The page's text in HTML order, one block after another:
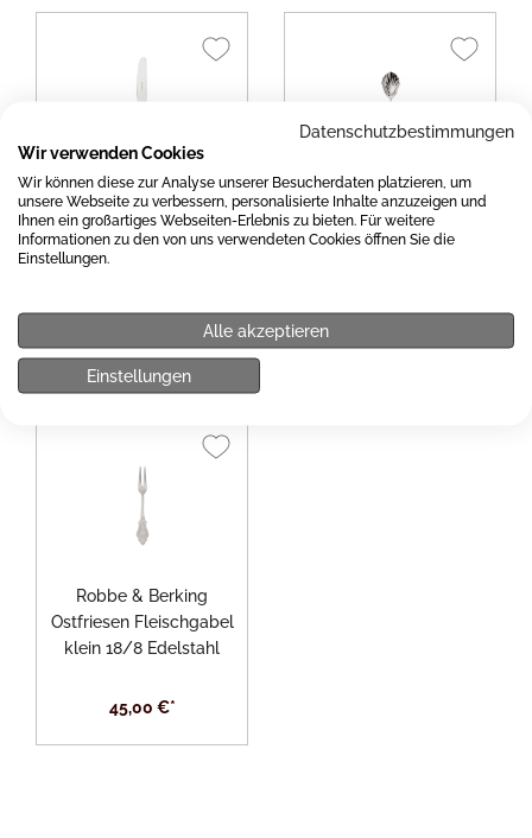
Robbe & Berking
Ostfriesen
Dessertmesser 18/8
Robbe & Berking
Ostfriesen Zuckerlöffel
18/8 Edelstahl
Robbe & Berking
Ostfriesen Fleischgabel
klein 18/8 Edelstahl
45,00 €*
Datenschutzbestimmungen
Wir verwenden Cookies
Wir können diese zur Analyse unserer Besucherdaten platzieren, um
unsere Webseite zu verbessern, personalisierte Inhalte anzuzeigen und
Ihnen ein großartiges Webseiten-Erlebnis zu bieten. Für weitere
Informationen zu den von uns verwendeten Cookies öffnen Sie die
Einstellungen.
Alle akzeptieren
Einstellungen